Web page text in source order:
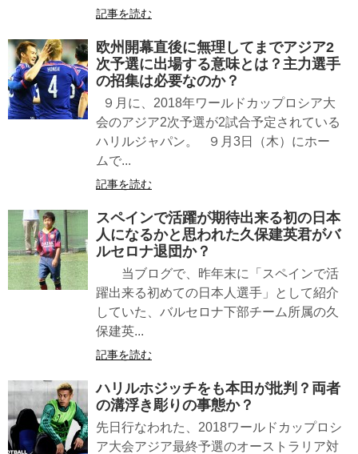
記事を読む
欧州開幕直後に無理してまでアジア2
次予選に出場する意味とは？主力選手
の招集は必要なのか？
９月に、2018年ワールドカップロシア大
会のアジア2次予選が2試合予定されている
ハリルジャパン。 ９月3日（木）にホー
ムで...
記事を読む
スペインで活躍が期待出来る初の日本
人になるかと思われた久保建英君がバ
ルセロナ退団か？
当ブログで、昨年末に「スペインで活
躍出来る初めての日本人選手」として紹介
していた、バルセロナ下部チーム所属の久
保建英...
記事を読む
ハリルホジッチをも本田が批判？両者
の溝浮き彫りの事態か？
先日行なわれた、2018ワールドカップロシ
ア大会アジア最終予選のオーストラリア対